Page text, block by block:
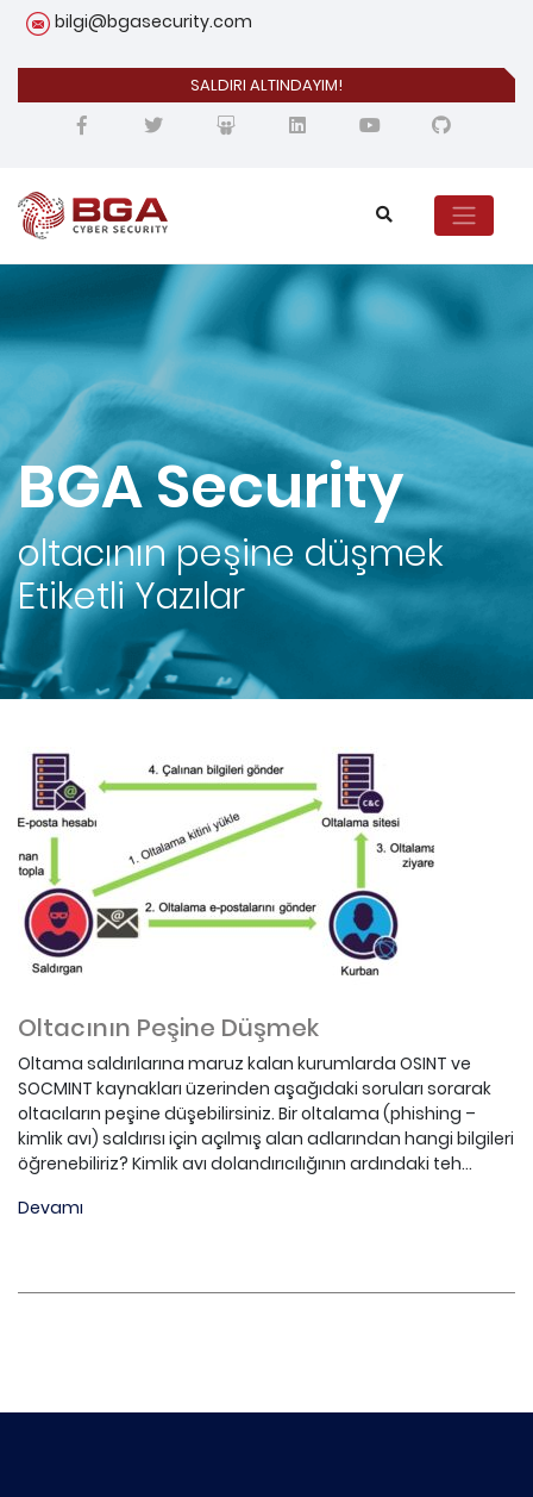
bilgi@bgasecurity.com
SALDIRI ALTINDAYIM!
BGA Security
oltacının peşine düşmek
Etiketli Yazılar
Oltacının Peşine Düşmek
Oltama saldırılarına maruz kalan kurumlarda OSINT ve
SOCMINT kaynakları üzerinden aşağıdaki soruları sorarak
oltacıların peşine düşebilirsiniz. Bir oltalama (phishing –
kimlik avı) saldırısı için açılmış alan adlarından hangi bilgileri
öğrenebiliriz? Kimlik avı dolandırıcılığının ardındaki teh...
Devamı